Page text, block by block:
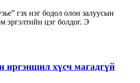
гэх нэг бодол олон залуусын
эргэлтийн цэг болдог. Э
иргэншил хүсч магадгүй